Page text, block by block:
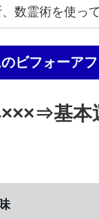
数霊術を使って
ビフォーア
基本